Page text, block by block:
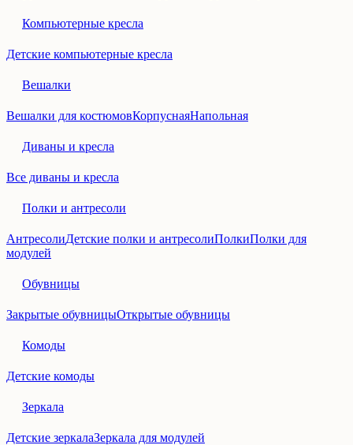
Компьютерные кресла
Детские компьютерные кресла
Вешалки
Вешалки для костюмовКорпуснаяНапольная
Диваны и кресла
Все диваны и кресла
Полки и антресоли
АнтресолиДетские полки и антресолиПолкиПолки для
модулей
Обувницы
Закрытые обувницыОткрытые обувницы
Комоды
Детские комоды
Зеркала
Детские зеркалаЗеркала для модулей